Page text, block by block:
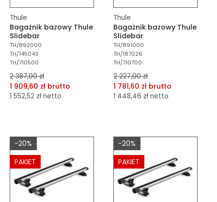
Thule
Bagażnik bazowy Thule
Slidebar
TH/892000
TH/145043
TH/710500
2 387,00 zł
1 909,60 zł brutto
1 552,52 zł netto
Do koszyka
Thule
Bagażnik bazowy Thule
Slidebar
TH/891000
TH/187026
TH/710700
2 227,00 zł
1 781,60 zł brutto
1 448,46 zł netto
Do koszyka
-20%
PAKIET
-20%
PAKIET